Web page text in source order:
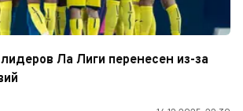
Ла Лиги перенесен из-за